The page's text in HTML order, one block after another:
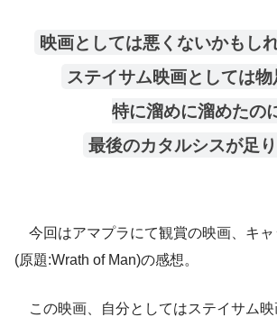
映画としては悪くないかもし
ステイサム映画としては
特に溜めに溜めたの
最後のカタルシスが足
今回はアマプラにて観賞の映画、キャ
(原題:Wrath of Man)の感想。
この映画、自分としてはステイサム映